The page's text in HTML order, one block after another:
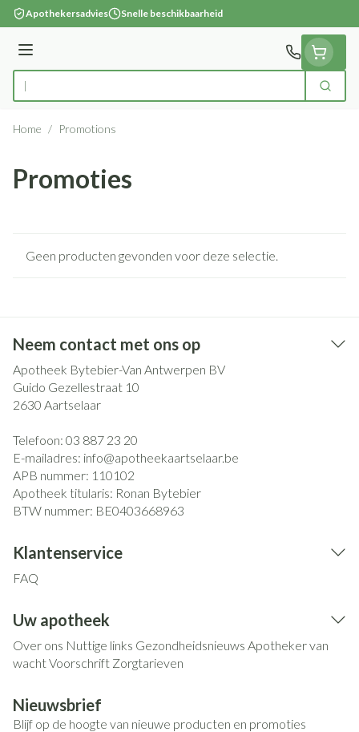
Ga naar de inhoud
Apothekersadvies Snelle beschikbaarheid
Menu
Product, merk, categorie... Zoek
Home / Promotions
Promoties
Geen producten gevonden voor deze selectie.
Neem contact met ons op
Apotheek Bytebier-Van Antwerpen BV
Guido Gezellestraat 10
2630 Aartselaar
Telefoon: 03 887 23 20
E-mailadres: info@apotheekaartselaar.be
APB nummer: 110102
Apotheek titularis: Ronan Bytebier
BTW nummer: BE0403668963
Klantenservice
FAQ
Uw apotheek
Over ons Nuttige links Gezondheidsnieuws Apotheker van
wachtVoorschrift Zorgtarieven
Nieuwsbrief
Blijf op de hoogte van nieuwe producten en promoties